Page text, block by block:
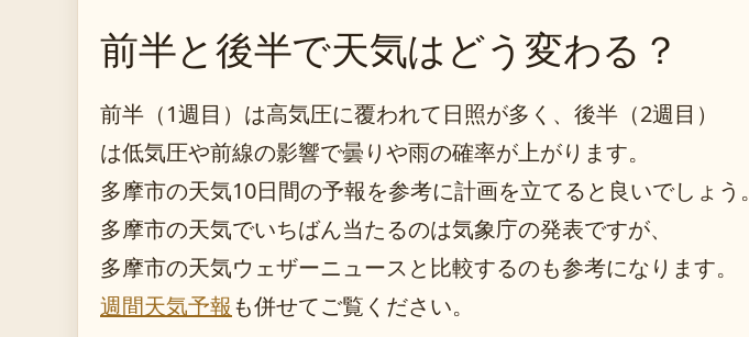
前半と後半で天気はどう変わる？
前半（1週目）は高気圧に覆われて日照が多く、後半（2週目）
は低気圧や前線の影響で曇りや雨の確率が上がります。
多摩市の天気10日間の予報を参考に計画を立てると良いでしょう。
多摩市の天気でいちばん当たるのは気象庁の発表ですが、
多摩市の天気ウェザーニュースと比較するのも参考になります。
週間天気予報も併せてご覧ください。